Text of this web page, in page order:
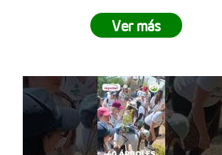
Visita nuestra página web
para más detalles
Ver más